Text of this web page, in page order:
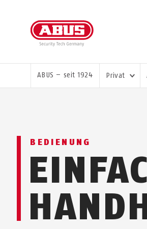
SIE SIND
ABUS – seit 1924 Privat
BEDIENUNG